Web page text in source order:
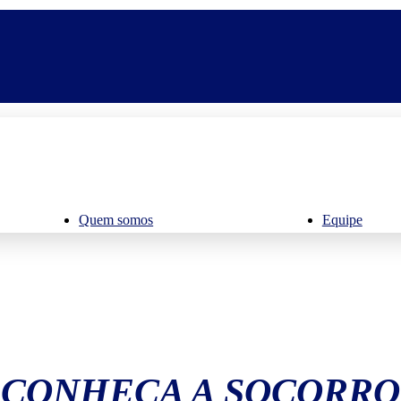
Quem somos Equipe
CONHEÇA A SOCORRO